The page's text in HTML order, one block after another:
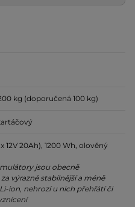
kg (doporučená 100 kg)
12V 20Ah), 1200 Wh, olověný
jsou obecně
výrazně stabilnější a méně
ion, nehrozí u nich přehřátí či